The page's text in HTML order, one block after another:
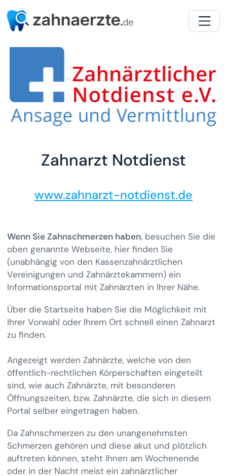
Zahnarzt Spezialisten-Suche
Zahnarzt Notdienst
Zahnarzt Notdienst
www.zahnarzt-notdienst.de
Wenn Sie Zahnschmerzen haben, besuchen Sie die
oben genannte Webseite, hier finden Sie
(unabhängig von den Kassenzahnärztlichen
Vereinigungen und Zahnärztekammern) ein
Informationsportal mit Zahnärzten in Ihrer Nähe.
Über die Startseite haben Sie die Möglichkeit mit
Ihrer Vorwahl oder Ihrem Ort schnell einen Zahnarzt
zu finden.
Angezeigt werden Zahnärzte, welche von den
öffentlich-rechtlichen Körperschaften eingeteilt
sind, wie auch Zahnärzte, mit besonderen
Öffnungszeiten, bzw. Zahnärzte, die sich in diesem
Portal selber eingetragen haben.
Da Zahnschmerzen zu den unangenehmsten
Schmerzen gehören und diese akut und plötzlich
auftreten können, steht Ihnen am Wochenende
oder in der Nacht meist ein zahnärztlicher